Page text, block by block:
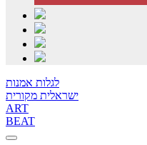
לגלות אמנות
ישראלית מקורית
ART
BEAT